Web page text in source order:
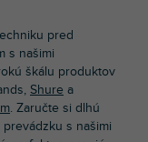
pred
s našimi
škálu produktov
Shure a
. Zaručte si dlhú
s našimi